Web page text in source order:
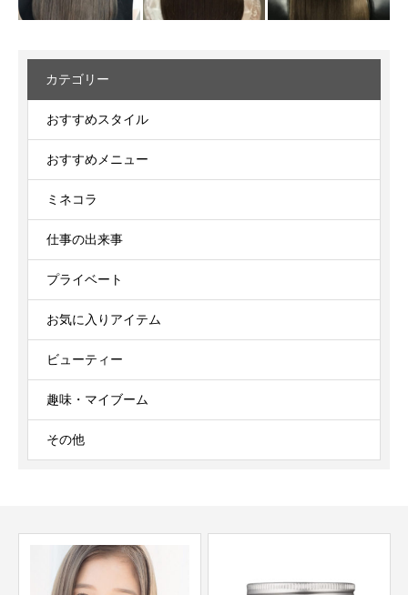
カテゴリー
おすすめスタイル
おすすめメニュー
ミネコラ
仕事の出来事
プライベート
お気に入りアイテム
ビューティー
趣味・マイブーム
その他